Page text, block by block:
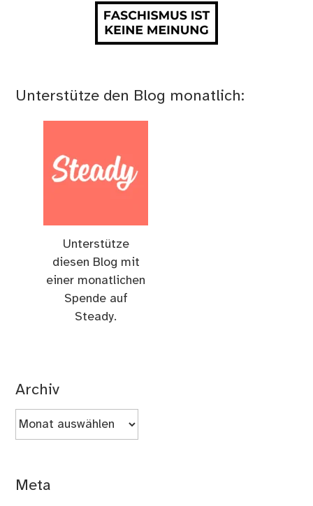
Unterstütze den Blog monatlich:
Unterstütze
diesen Blog mit
einer monatlichen
Spende auf
Steady.
Archiv
Archiv
Meta